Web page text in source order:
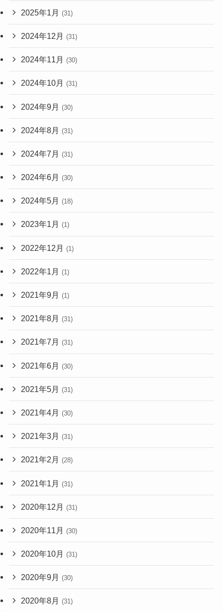
2025年1月 (31)
2024年12月 (31)
2024年11月 (30)
2024年10月 (31)
2024年9月 (30)
2024年8月 (31)
2024年7月 (31)
2024年6月 (30)
2024年5月 (18)
2023年1月 (1)
2022年12月 (1)
2022年1月 (1)
2021年9月 (1)
2021年8月 (31)
2021年7月 (31)
2021年6月 (30)
2021年5月 (31)
2021年4月 (30)
2021年3月 (31)
2021年2月 (28)
2021年1月 (31)
2020年12月 (31)
2020年11月 (30)
2020年10月 (31)
2020年9月 (30)
2020年8月 (31)